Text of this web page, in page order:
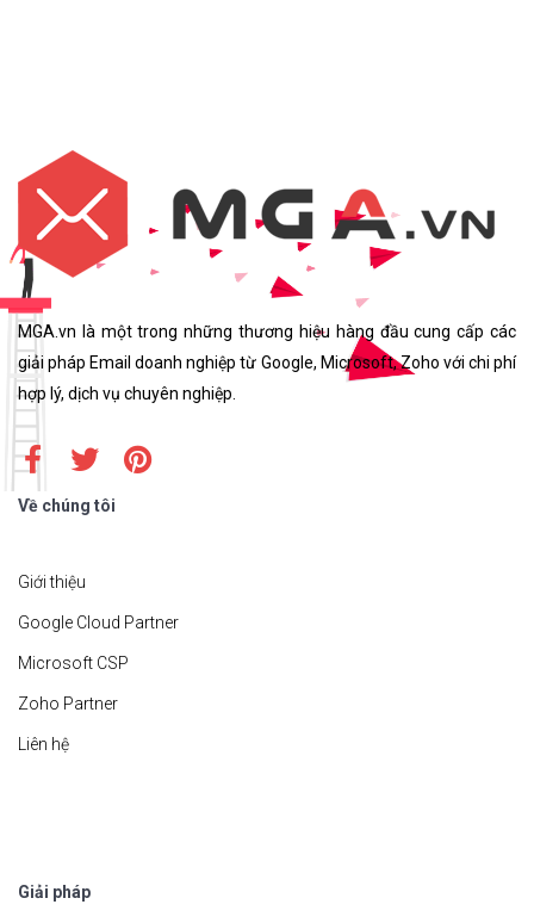
MGA.vn là một trong những thương hiệu hàng đầu cung cấp các
giải pháp Email doanh nghiệp từ Google, Microsoft, Zoho với chi phí
hợp lý, dịch vụ chuyên nghiệp.
Về chúng tôi
Giới thiệu
Google Cloud Partner
Microsoft CSP
Zoho Partner
Liên hệ
Giải pháp